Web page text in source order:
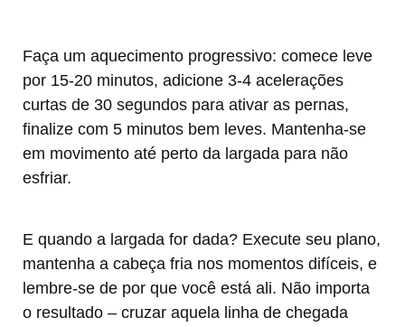
Faça um aquecimento progressivo: comece leve
por 15-20 minutos, adicione 3-4 acelerações
curtas de 30 segundos para ativar as pernas,
finalize com 5 minutos bem leves. Mantenha-se
em movimento até perto da largada para não
esfriar.
E quando a largada for dada? Execute seu plano,
mantenha a cabeça fria nos momentos difíceis, e
lembre-se de por que você está ali. Não importa
o resultado – cruzar aquela linha de chegada